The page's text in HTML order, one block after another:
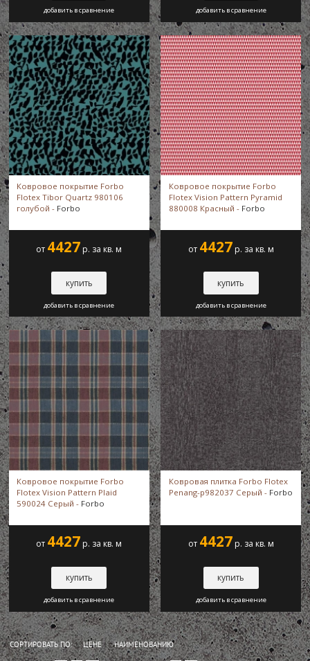
добавить в сравнение добавить в сравнение
Ковровое покрытие Forbo
Flotex Tibor Quartz 980106
голубой - Forbo
от 4427 р. за кв. м
купить
добавить в сравнение
Ковровое покрытие Forbo
Flotex Vision Pattern Pyramid
880008 Красный - Forbo
от 4427 р. за кв. м
купить
добавить в сравнение
Ковровое покрытие Forbo
Flotex Vision Pattern Plaid
590024 Серый - Forbo
от 4427 р. за кв. м
купить
добавить в сравнение
Ковровая плитка Forbo Flotex
Penang-p982037 Серый - Forbo
от 4427 р. за кв. м
купить
добавить в сравнение
СОРТИРОВАТЬ ПО: ЦЕНЕ НАИМЕНОВАНИЮ